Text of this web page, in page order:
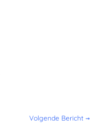
Volgende Bericht →